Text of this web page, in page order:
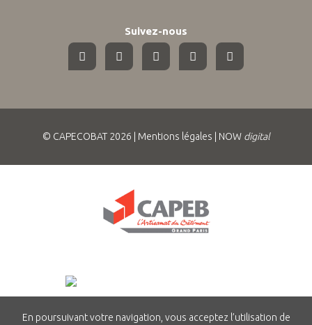
Suivez-nous
© CAPECOBAT 2026 | Mentions légales NOW digital
En poursuivant votre navigation, vous acceptez l’utilisation de